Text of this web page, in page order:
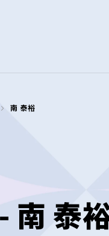
南 泰裕
南 泰